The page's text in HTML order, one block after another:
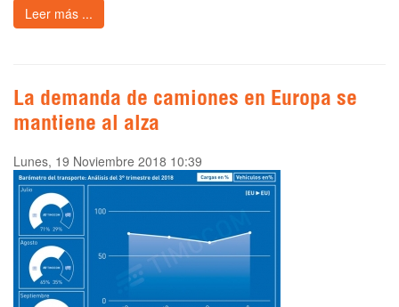
Leer más ...
La demanda de camiones en Europa se
mantiene al alza
Lunes, 19 Noviembre 2018 10:39